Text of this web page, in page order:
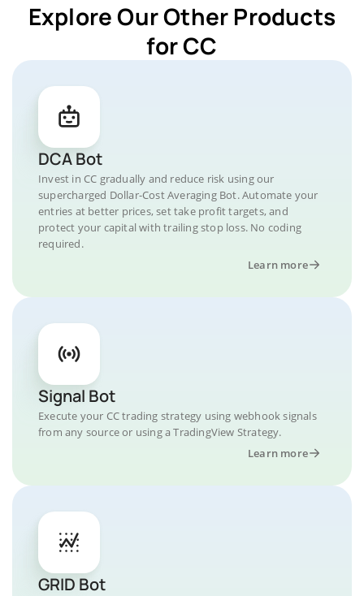
Explore Our Other Products
for CC
DCA Bot
Invest in CC gradually and reduce risk using our
supercharged Dollar-Cost Averaging Bot. Automate your
entries at better prices, set take profit targets, and
protect your capital with trailing stop loss. No coding
required.
Learn more
Signal Bot
Execute your CC trading strategy using webhook signals
from any source or using a TradingView Strategy.
Learn more
GRID Bot